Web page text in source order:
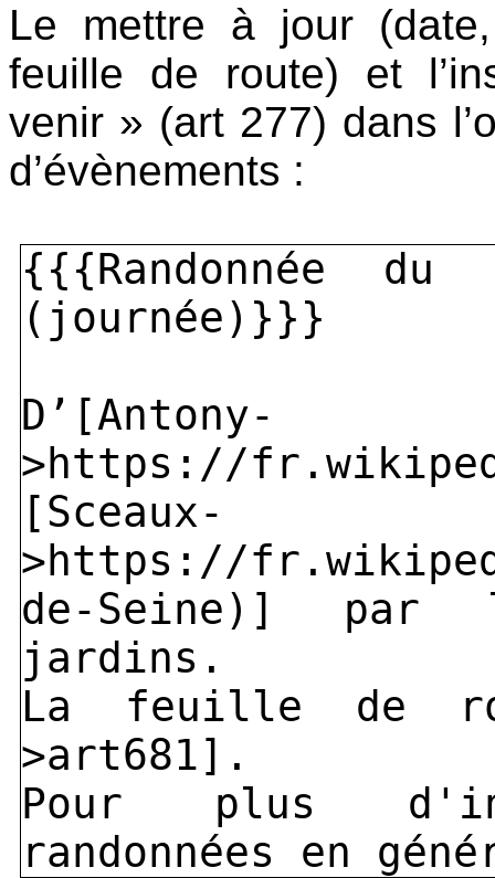
Le mettre à jour
feuille de route) et
venir » (art 277) dans
d’évènements :
{{{Randonnée
(journée)}}}
D’[Antony-
>https://
[Sceaux-
>https://
de-Seine)]
jardins.
La feuille de
>art681].
Pour plus
randonnées en